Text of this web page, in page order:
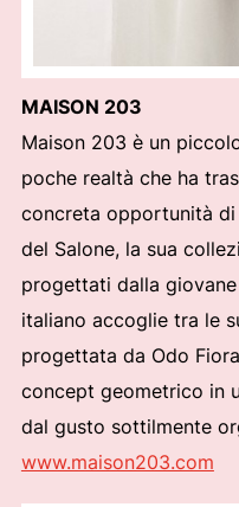
MAISON 203
Maison 203 è un
poche realtà che ha
concreta opportunità di
del Salone, la sua
progettati dalla
italiano accoglie tra le
progettata da Odo
concept geometrico in
dal gusto sottilmente
www.maison203.com